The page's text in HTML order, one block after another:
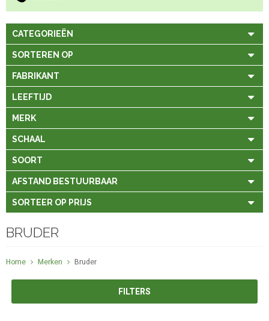
CATEGORIEËN
SORTEREN OP
FABRIKANT
LEEFTIJD
MERK
SCHAAL
SOORT
AFSTAND BESTUURBAAR
SORTEER OP PRIJS
BRUDER
Home Merken Bruder
FILTERS